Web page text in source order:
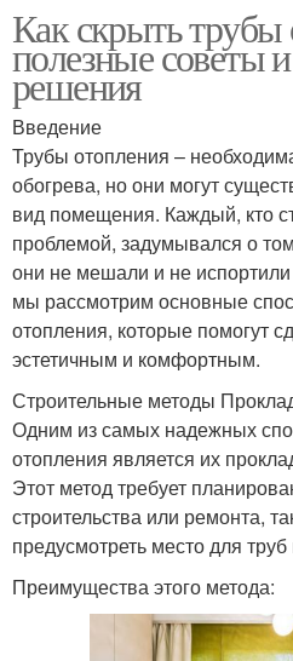
Как скрыть трубы
полезные советы
решения
Введение
Трубы отопления –
обогрева, но они могут
вид помещения. Каждый, кто
проблемой, задумывался о
они не мешали и не испортили
мы рассмотрим основные
отопления, которые помогут
эстетичным и комфортным.
Строительные методы
Одним из самых надежных
отопления является их
Этот метод требует
строительства или ремонта,
предусмотреть место для
Преимущества этого метода: